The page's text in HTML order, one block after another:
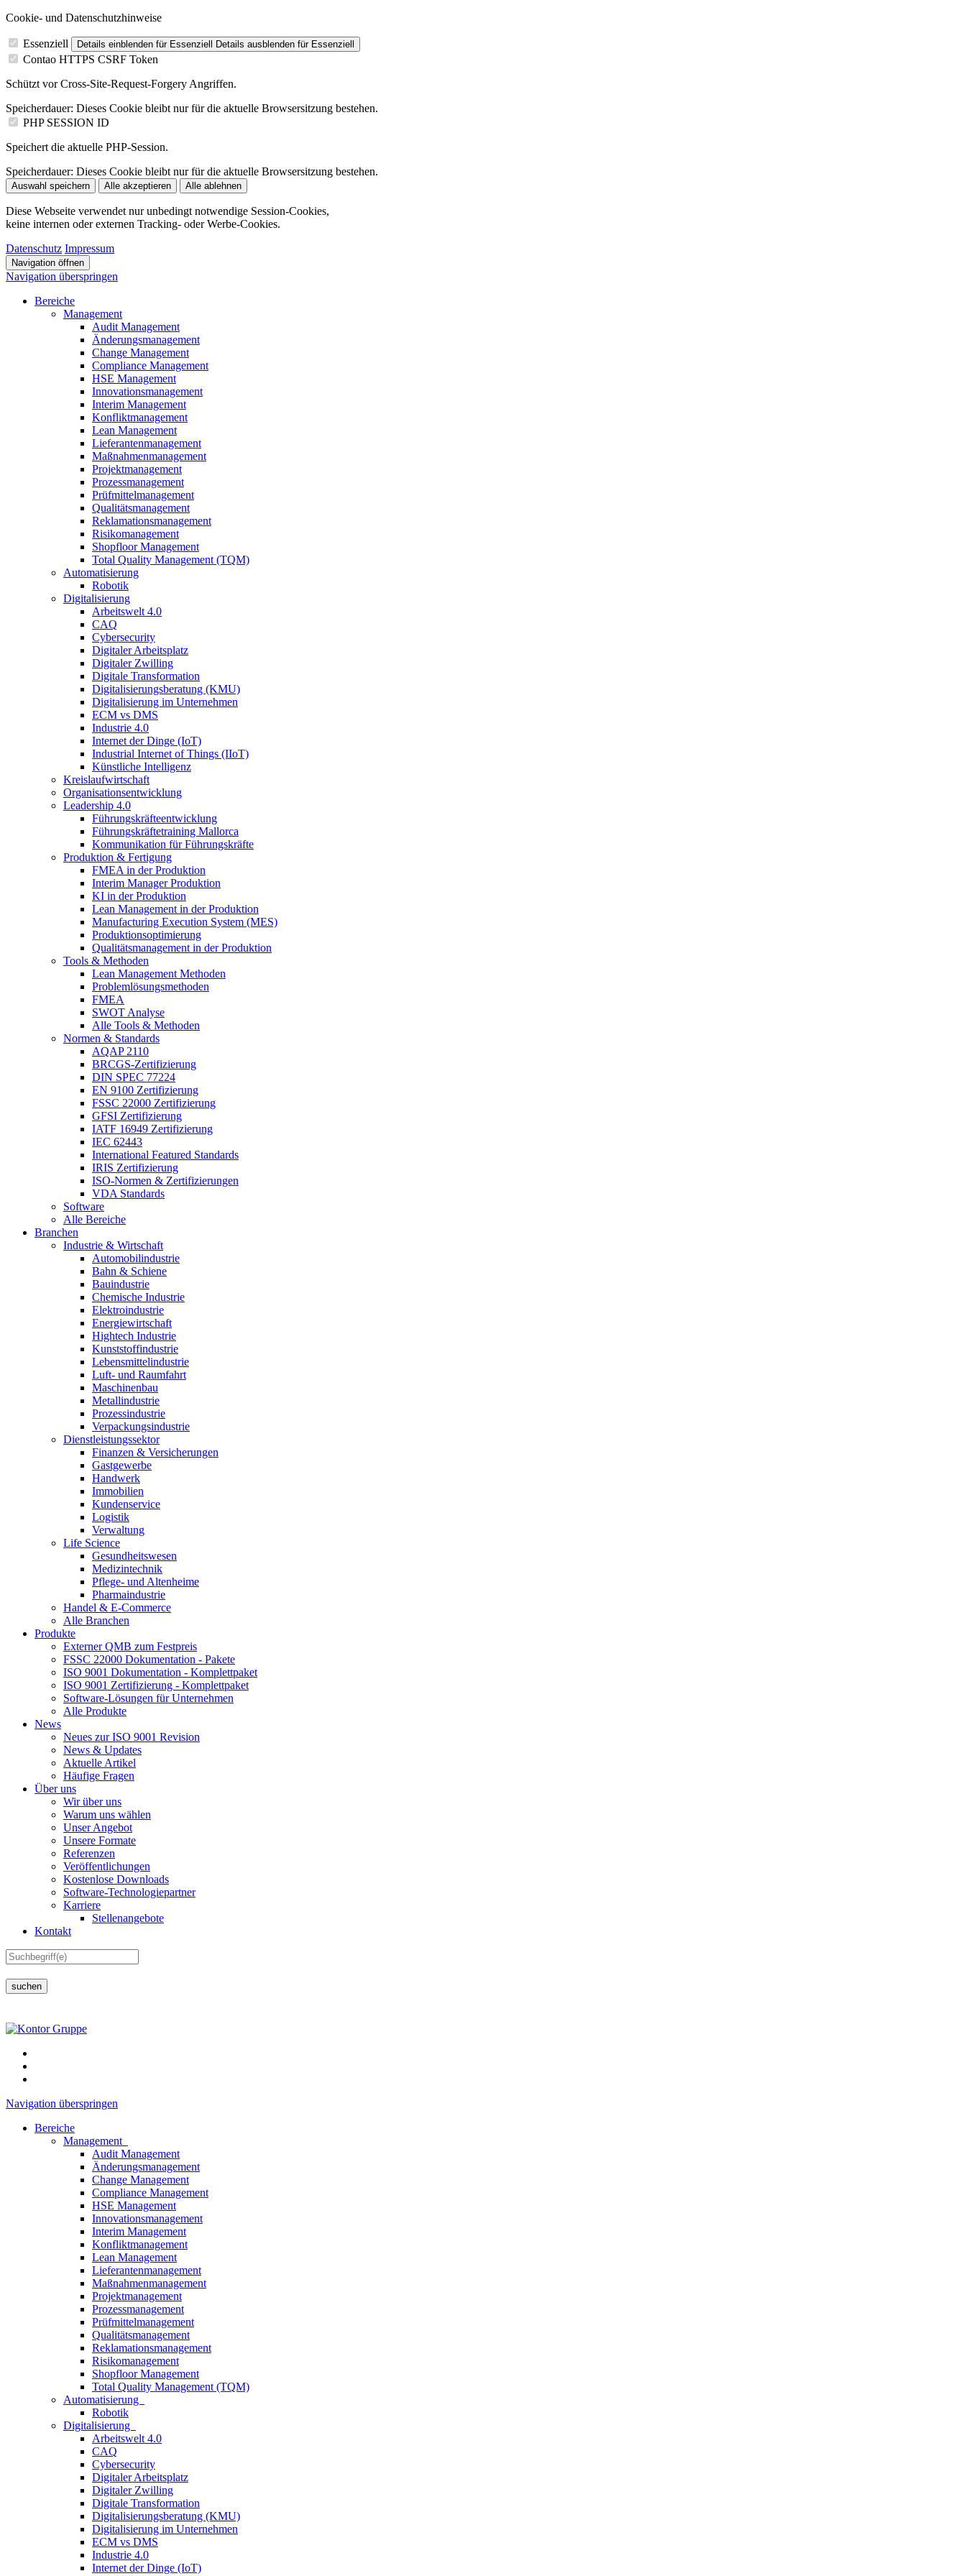
Cookie- und Datenschutzhinweise
Essenziell Details einblenden für Essenziell Details ausblenden für Essenziell
Contao HTTPS CSRF Token
Schützt vor Cross-Site-Request-Forgery Angriffen.
Speicherdauer: Dieses Cookie bleibt nur für die aktuelle Browsersitzung bestehen.
PHP SESSION ID
Speichert die aktuelle PHP-Session.
Speicherdauer: Dieses Cookie bleibt nur für die aktuelle Browsersitzung bestehen.
Auswahl speichern Alle akzeptieren Alle ablehnen
Diese Webseite verwendet nur unbedingt notwendige Session-Cookies,
keine internen oder externen Tracking- oder Werbe-Cookies.
Datenschutz Impressum
Navigation öffnen
Navigation überspringen
Bereiche
Management
Audit Management
Änderungsmanagement
Change Management
Compliance Management
HSE Management
Innovationsmanagement
Interim Management
Konfliktmanagement
Lean Management
Lieferantenmanagement
Maßnahmenmanagement
Projektmanagement
Prozessmanagement
Prüfmittelmanagement
Qualitätsmanagement
Reklamationsmanagement
Risikomanagement
Shopfloor Management
Total Quality Management (TQM)
Automatisierung
Robotik
Digitalisierung
Arbeitswelt 4.0
CAQ
Cybersecurity
Digitaler Arbeitsplatz
Digitaler Zwilling
Digitale Transformation
Digitalisierungsberatung (KMU)
Digitalisierung im Unternehmen
ECM vs DMS
Industrie 4.0
Internet der Dinge (IoT)
Industrial Internet of Things (IIoT)
Künstliche Intelligenz
Kreislaufwirtschaft
Organisationsentwicklung
Leadership 4.0
Führungskräfteentwicklung
Führungskräftetraining Mallorca
Kommunikation für Führungskräfte
Produktion & Fertigung
FMEA in der Produktion
Interim Manager Produktion
KI in der Produktion
Lean Management in der Produktion
Manufacturing Execution System (MES)
Produktionsoptimierung
Qualitätsmanagement in der Produktion
Tools & Methoden
Lean Management Methoden
Problemlösungsmethoden
FMEA
SWOT Analyse
Alle Tools & Methoden
Normen & Standards
AQAP 2110
BRCGS-Zertifizierung
DIN SPEC 77224
EN 9100 Zertifizierung
FSSC 22000 Zertifizierung
GFSI Zertifizierung
IATF 16949 Zertifizierung
IEC 62443
International Featured Standards
IRIS Zertifizierung
ISO-Normen & Zertifizierungen
VDA Standards
Software
Alle Bereiche
Branchen
Industrie & Wirtschaft
Automobilindustrie
Bahn & Schiene
Bauindustrie
Chemische Industrie
Elektroindustrie
Energiewirtschaft
Hightech Industrie
Kunststoffindustrie
Lebensmittelindustrie
Luft- und Raumfahrt
Maschinenbau
Metallindustrie
Prozessindustrie
Verpackungsindustrie
Dienstleistungssektor
Finanzen & Versicherungen
Gastgewerbe
Handwerk
Immobilien
Kundenservice
Logistik
Verwaltung
Life Science
Gesundheitswesen
Medizintechnik
Pflege- und Altenheime
Pharmaindustrie
Handel & E-Commerce
Alle Branchen
Produkte
Externer QMB zum Festpreis
FSSC 22000 Dokumentation - Pakete
ISO 9001 Dokumentation - Komplettpaket
ISO 9001 Zertifizierung - Komplettpaket
Software-Lösungen für Unternehmen
Alle Produkte
News
Neues zur ISO 9001 Revision
News & Updates
Aktuelle Artikel
Häufige Fragen
Über uns
Wir über uns
Warum uns wählen
Unser Angebot
Unsere Formate
Referenzen
Veröffentlichungen
Kostenlose Downloads
Software-Technologiepartner
Karriere
Stellenangebote
Kontakt
suchen
Navigation überspringen
Bereiche
Management
Audit Management
Änderungsmanagement
Change Management
Compliance Management
HSE Management
Innovationsmanagement
Interim Management
Konfliktmanagement
Lean Management
Lieferantenmanagement
Maßnahmenmanagement
Projektmanagement
Prozessmanagement
Prüfmittelmanagement
Qualitätsmanagement
Reklamationsmanagement
Risikomanagement
Shopfloor Management
Total Quality Management (TQM)
Automatisierung
Robotik
Digitalisierung
Arbeitswelt 4.0
CAQ
Cybersecurity
Digitaler Arbeitsplatz
Digitaler Zwilling
Digitale Transformation
Digitalisierungsberatung (KMU)
Digitalisierung im Unternehmen
ECM vs DMS
Industrie 4.0
Internet der Dinge (IoT)